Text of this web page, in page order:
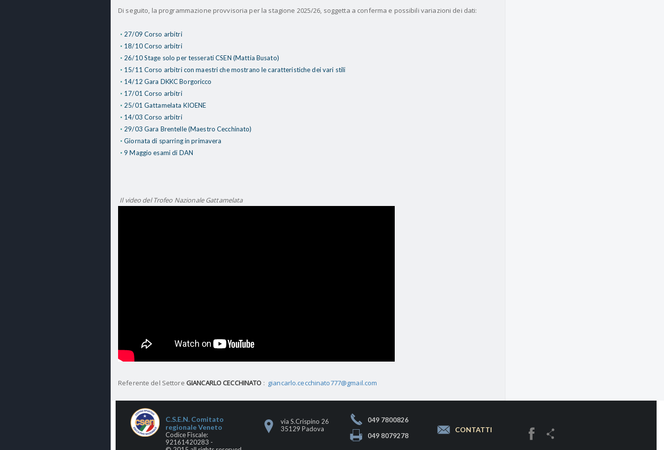
Di seguito, la programmazione provvisoria per la stagione 2025/26, soggetta a conferma e possibili variazioni dei dati:
27/09 Corso arbitri
18/10 Corso arbitri
26/10 Stage solo per tesserati CSEN (Mattia Busato)
15/11 Corso arbitri con maestri che mostrano le caratteristiche dei vari stili
14/12 Gara DKKC Borgoricco
17/01 Corso arbitri
25/01 Gattamelata KIOENE
14/03 Corso arbitri
29/03 Gara Brentelle (Maestro Cecchinato)
Giornata di sparring in primavera
9 Maggio esami di DAN
Il video del Trofeo Nazionale Gattamelata
Referente del Settore GIANCARLO CECCHINATO : giancarlo.cecchinato777@gmail.com
C.S.E.N. Comitato
regionale Veneto
Codice Fiscale:
92161420283 -
via S.Crispino 26
35129 Padova
049 7800826
049 8079278
CONTATTI